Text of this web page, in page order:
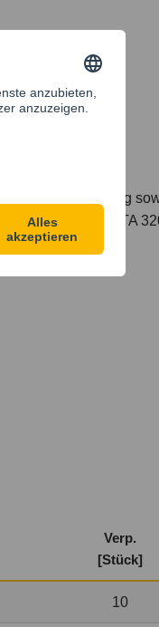
deren Auslegung
R 510 L Teil I, KTA
Verp.
[Stück]
10